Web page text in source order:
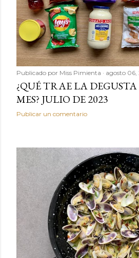
Publicado por Miss Pimienta agosto 06,
¿QUÉ TRAE LA DEGUSTA
MES? JULIO DE 2023
Publicar un comentario